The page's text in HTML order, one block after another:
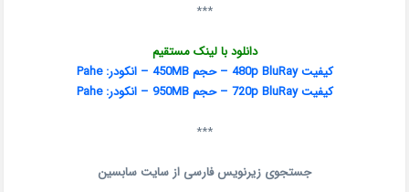
***
دانلود با لینک مستقیم
کیفیت 480p BluRay – حجم 450MB – انکودر: Pahe
کیفیت 720p BluRay – حجم 950MB – انکودر: Pahe
***
جستجوی زیرنویس فارسی از سایت سابسین